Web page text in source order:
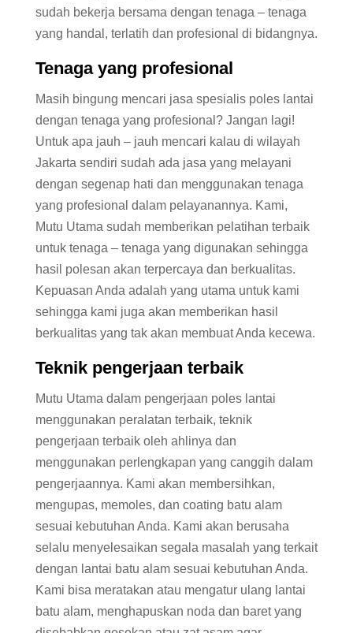
sudah bekerja bersama dengan tenaga – tenaga
yang handal, terlatih dan profesional di bidangnya.
Tenaga yang profesional
Masih bingung mencari jasa spesialis poles lantai
dengan tenaga yang profesional? Jangan lagi!
Untuk apa jauh – jauh mencari kalau di wilayah
Jakarta sendiri sudah ada jasa yang melayani
dengan segenap hati dan menggunakan tenaga
yang profesional dalam pelayanannya. Kami,
Mutu Utama sudah memberikan pelatihan terbaik
untuk tenaga – tenaga yang digunakan sehingga
hasil polesan akan terpercaya dan berkualitas.
Kepuasan Anda adalah yang utama untuk kami
sehingga kami juga akan memberikan hasil
berkualitas yang tak akan membuat Anda kecewa.
Teknik pengerjaan terbaik
Mutu Utama dalam pengerjaan poles lantai
menggunakan peralatan terbaik, teknik
pengerjaan terbaik oleh ahlinya dan
menggunakan perlengkapan yang canggih dalam
pengerjaannya. Kami akan membersihkan,
mengupas, memoles, dan coating batu alam
sesuai kebutuhan Anda. Kami akan berusaha
selalu menyelesaikan segala masalah yang terkait
dengan lantai batu alam sesuai kebutuhan Anda.
Kami bisa meratakan atau mengatur ulang lantai
batu alam, menghapuskan noda dan baret yang